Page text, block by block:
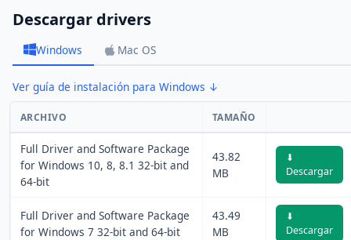
Descargar drivers
Windows Mac OS
Ver guía de instalación para Windows ↓
ARCHIVO TAMAÑO
Full Driver and Software Package
for Windows 10, 8, 8.1 32-bit and
64-bit
43.82
MB
⬇
Descargar
Full Driver and Software Package
for Windows 7 32-bit and 64-bit
43.49
MB
⬇
Descargar